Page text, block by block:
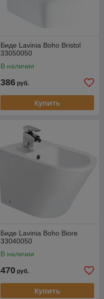
Биде Lavinia Boho Bristol
33050050
В наличии
386 руб.
Купить
Биде Lavinia Boho Biore
33040050
В наличии
470 руб.
Купить